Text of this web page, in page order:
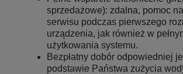
sprzedażowe): zdalna, pomoc
serwisu podczas pierwszego
urządzenia, jak również w
użytkowania systemu.
Bezpłatny dobór odpowiedniej
podstawie Państwa zużycia